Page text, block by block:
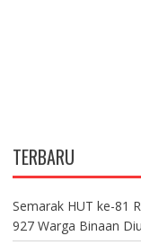
TERBARU
Semarak HUT ke-81
927 Warga Binaan